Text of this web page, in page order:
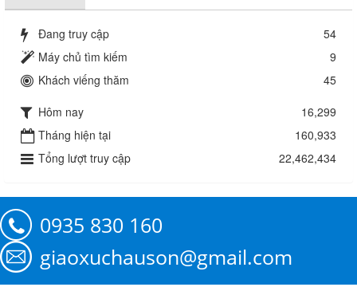
Đang truy cập
54
Máy chủ tìm kiếm
9
Khách viếng thăm
45
Hôm nay
16,299
Tháng hiện tại
160,933
Tổng lượt truy cập
22,462,434
0935 830 160
giaoxuchauson@gmail.com